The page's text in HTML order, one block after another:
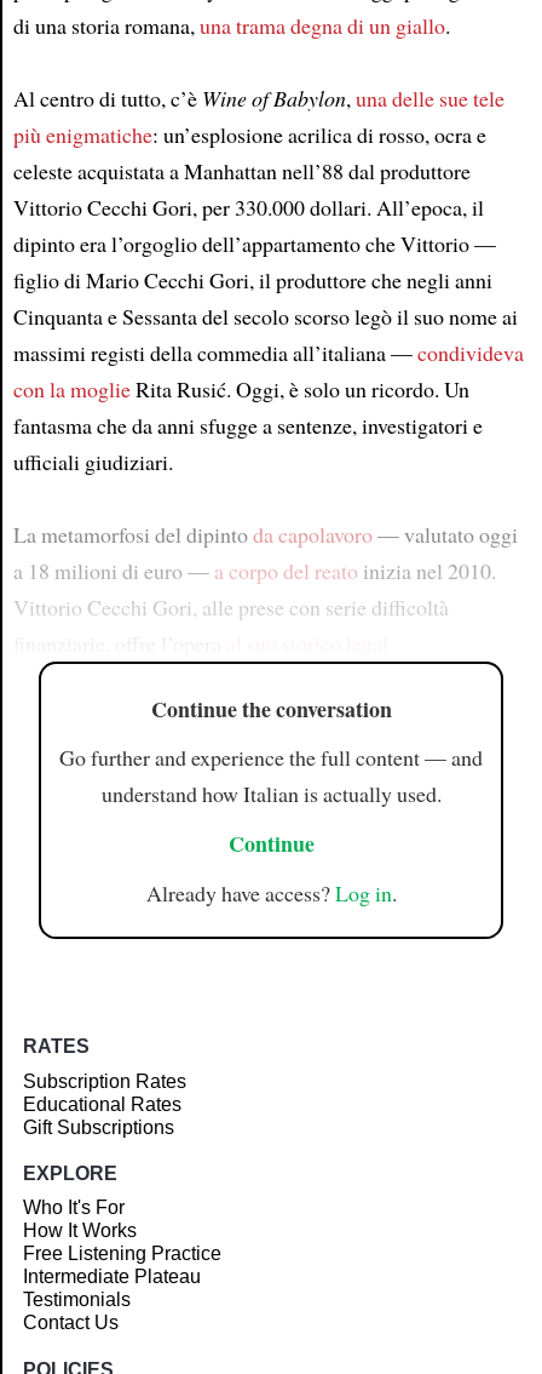
di una storia romana,una trama degna di un giallo.
Al centro di tutto, c’è Wine of Babylon,una delle sue tele
più enigmatiche: un’esplosione acrilica di rosso, ocra e
celeste acquistata a Manhattan nell’88 dal produttore
Vittorio Cecchi Gori, per 330.000 dollari. All’epoca, il
dipinto era l’orgoglio dell’appartamento che Vittorio —
figlio di Mario Cecchi Gori, il produttore che negli anni
Cinquanta e Sessanta del secolo scorso legò il suo nome ai
massimi registi della commedia all’italiana —condivideva
con la moglieRita Rusić. Oggi, è solo un ricordo. Un
fantasma che da anni sfugge a sentenze, investigatori e
ufficiali giudiziari.
La metamorfosi del dipintoda capolavoro— valutato oggi
a 18 milioni di euro — a corpo del reato inizia nel 2010.
Vittorio Cecchi Gori, alle prese con serie difficoltà
Continue the conversation
Go further and experience the full content — and
understand how Italian is actually used.
Continue
Already have access?Log in.
RATES
Subscription Rates
Educational Rates
Gift Subscriptions
EXPLORE
Who It's For
How It Works
Free Listening Practice
Intermediate Plateau
Testimonials
Contact Us
POLICIES